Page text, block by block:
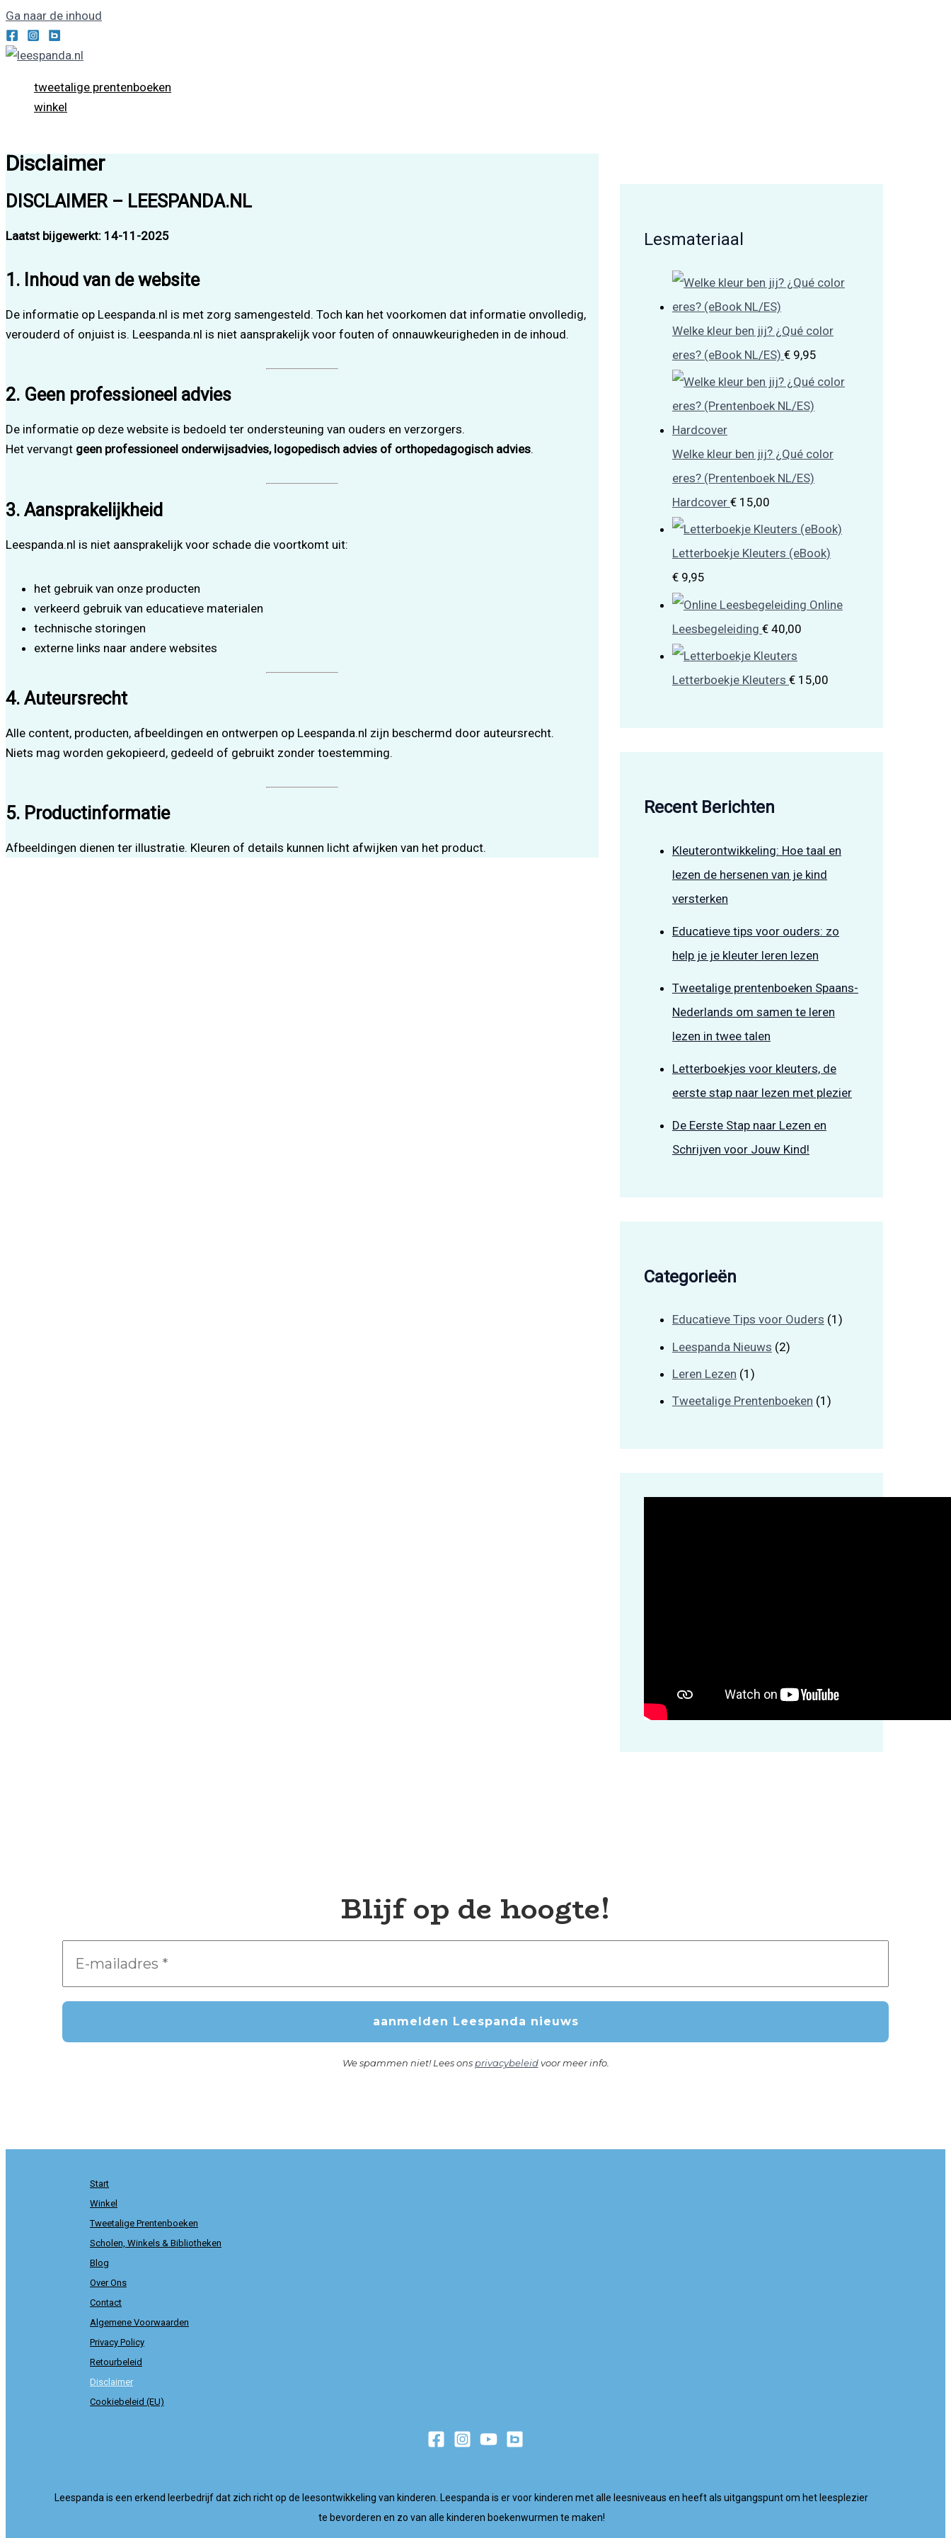
Ga naar de inhoud
tweetalige prentenboeken
winkel
Disclaimer
DISCLAIMER – LEESPANDA.NL
Laatst bijgewerkt: 14-11-2025
1. Inhoud van de website
De informatie op Leespanda.nl is met zorg samengesteld. Toch kan het voorkomen dat informatie onvolledig,
verouderd of onjuist is. Leespanda.nl is niet aansprakelijk voor fouten of onnauwkeurigheden in de inhoud.
2. Geen professioneel advies
De informatie op deze website is bedoeld ter ondersteuning van ouders en verzorgers.
Het vervangt geen professioneel onderwijsadvies, logopedisch advies of orthopedagogisch advies.
3. Aansprakelijkheid
Leespanda.nl is niet aansprakelijk voor schade die voortkomt uit:
het gebruik van onze producten
verkeerd gebruik van educatieve materialen
technische storingen
externe links naar andere websites
4. Auteursrecht
Alle content, producten, afbeeldingen en ontwerpen op Leespanda.nl zijn beschermd door auteursrecht.
Niets mag worden gekopieerd, gedeeld of gebruikt zonder toestemming.
5. Productinformatie
Afbeeldingen dienen ter illustratie. Kleuren of details kunnen licht afwijken van het product.
Lesmateriaal
Welke kleur ben jij? ¿Qué color
eres? (eBook NL/ES) € 9,95
Welke kleur ben jij? ¿Qué color
eres? (Prentenboek NL/ES)
Hardcover € 15,00
Letterboekje Kleuters (eBook)
€ 9,95
Online
Leesbegeleiding € 40,00
Letterboekje Kleuters € 15,00
Recent Berichten
Kleuterontwikkeling: Hoe taal en
lezen de hersenen van je kind
versterken
Educatieve tips voor ouders: zo
help je je kleuter leren lezen
Tweetalige prentenboeken Spaans-
Nederlands om samen te leren
lezen in twee talen
Letterboekjes voor kleuters, de
eerste stap naar lezen met plezier
De Eerste Stap naar Lezen en
Schrijven voor Jouw Kind!
Categorieën
Educatieve Tips voor Ouders (1)
Leespanda Nieuws (2)
Leren Lezen (1)
Tweetalige Prentenboeken (1)
Blijf op de hoogte!
We spammen niet! Lees ons privacybeleidvoor meer info.
Start
Winkel
Tweetalige Prentenboeken
Scholen, Winkels & Bibliotheken
Blog
Over Ons
Contact
Algemene Voorwaarden
Privacy Policy
Retourbeleid
Disclaimer
Cookiebeleid (EU)
Leespanda is een erkend leerbedrijf dat zich richt op de leesontwikkeling van kinderen. Leespanda is er voor kinderen met alle leesniveaus en heeft als uitgangspunt om het leesplezier
te bevorderen en zo van alle kinderen boekenwurmen te maken!